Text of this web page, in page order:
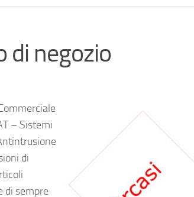
di negozio
– Sistemi
di
di sempre